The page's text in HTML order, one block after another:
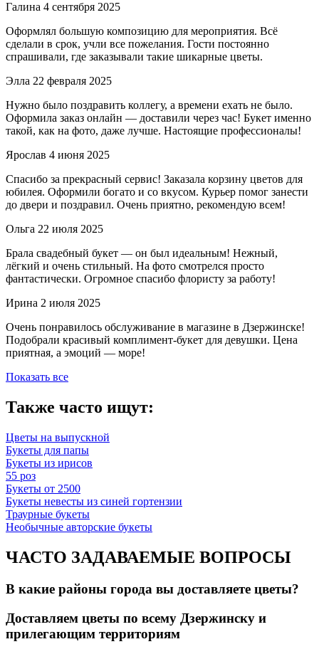
Галина 4 сентября 2025
Оформлял большую композицию для мероприятия. Всё
сделали в срок, учли все пожелания. Гости постоянно
спрашивали, где заказывали такие шикарные цветы.
Элла 22 февраля 2025
Нужно было поздравить коллегу, а времени ехать не было.
Оформила заказ онлайн — доставили через час! Букет именно
такой, как на фото, даже лучше. Настоящие профессионалы!
Ярослав 4 июня 2025
Спасибо за прекрасный сервис! Заказала корзину цветов для
юбилея. Оформили богато и со вкусом. Курьер помог занести
до двери и поздравил. Очень приятно, рекомендую всем!
Ольга 22 июля 2025
Брала свадебный букет — он был идеальным! Нежный,
лёгкий и очень стильный. На фото смотрелся просто
фантастически. Огромное спасибо флористу за работу!
Ирина 2 июля 2025
Очень понравилось обслуживание в магазине в Дзержинске!
Подобрали красивый комплимент-букет для девушки. Цена
приятная, а эмоций — море!
Показать все
Также часто ищут:
Цветы на выпускной
Букеты для папы
Букеты из ирисов
55 роз
Букеты от 2500
Букеты невесты из синей гортензии
Траурные букеты
Необычные авторские букеты
ЧАСТО ЗАДАВАЕМЫЕ ВОПРОСЫ
В какие районы города вы доставляете цветы?
Доставляем цветы по всему Дзержинску и
прилегающим территориям